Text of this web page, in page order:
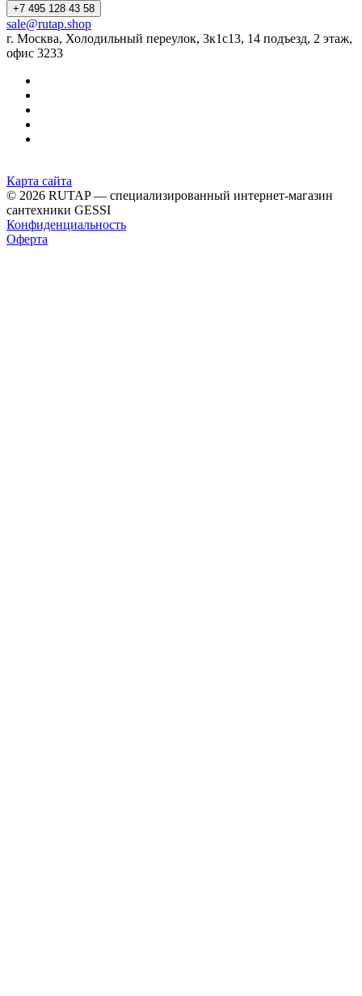
+7 495 128 43 58
sale@rutap.shop
г. Москва, Холодильный переулок, 3к1с13, 14 подъезд, 2 этаж,
офис 3233
Карта сайта
© 2026 RUTAP — специализированный интернет-магазин
сантехники GESSI
Конфиденциальность
Оферта